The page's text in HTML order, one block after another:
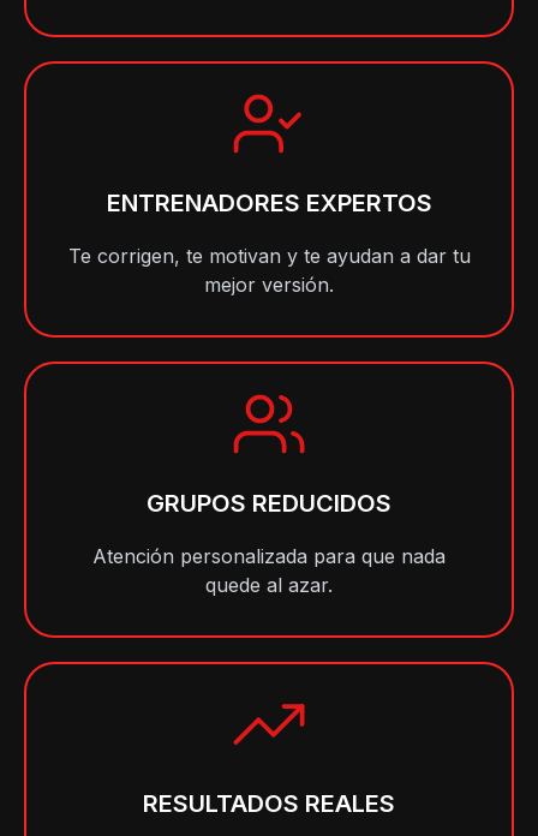
ENTRENADORES EXPERTOS
Te corrigen, te motivan y te ayudan a dar tu
mejor versión.
GRUPOS REDUCIDOS
Atención personalizada para que nada
quede al azar.
RESULTADOS REALES